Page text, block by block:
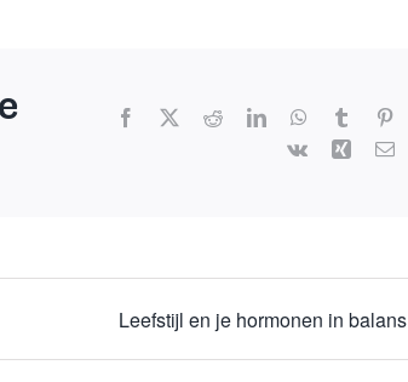
Facebook RedditLinkedInWhatsApp
Tumblr
Vk
Xing E-
Leefstijl en je hormonen in balans